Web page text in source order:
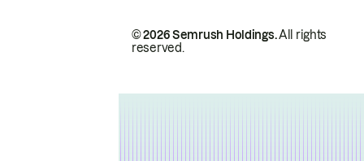
© 2026 Semrush Holdings.All rights
reserved.